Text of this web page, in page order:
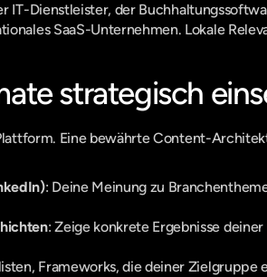
IT-Dienstleister, der
SaaS-Unternehmen. Lokale
strategisch
Eine bewährte Content-
: Deine Meinung zu
: Zeige konkrete Ergebnisse
Frameworks, die deiner Zielgruppe